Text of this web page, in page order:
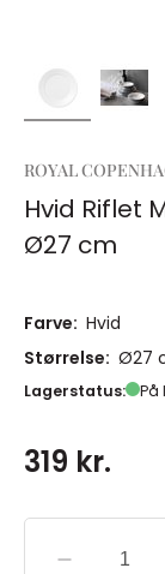
ROYAL
Hvid Riflet
Ø27 cm
Farve: Hvid
Størrelse: Ø27
Lagerstatus: På
319 kr.